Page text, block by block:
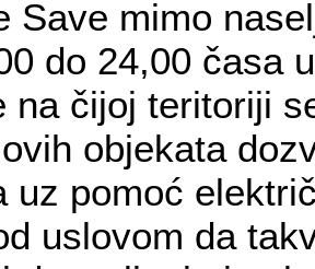
Save mimo
do 24,00 časa
na čijoj teritoriji
objekata
uz pomoć
uslovom da